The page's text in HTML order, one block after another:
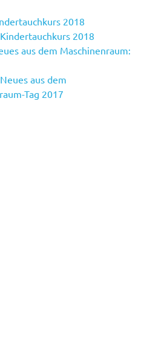
2018
Kindertauchkurs 2018
aus dem Maschinenraum:
Neues aus dem
Tag 2017